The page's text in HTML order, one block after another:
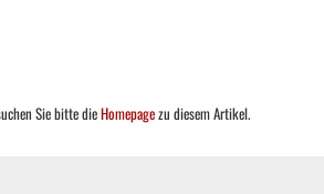
Sie bitte dieHomepagezu diesem Artikel.